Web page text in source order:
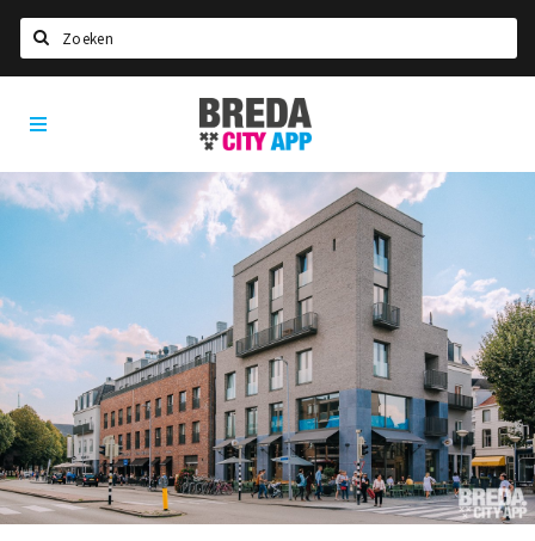
Home
Agenda
Deals
Nieuws, interviews & blogs
Eten
Drinken
Slapen
Recreatief
Winkels
Breda
City
App